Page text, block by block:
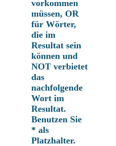
vorkommen
müssen, OR
für Wörter,
die im
Resultat sein
können und
NOT verbietet
das
nachfolgende
Wort im
Resultat.
Benutzen Sie
* als
Platzhalter.